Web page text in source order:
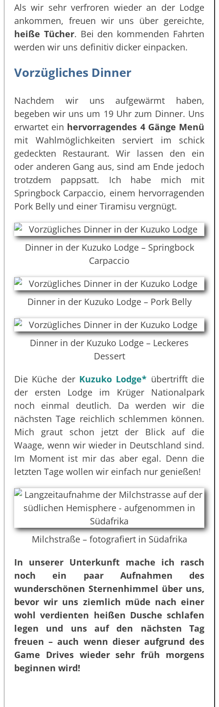
Als wir sehr verfroren wieder an der Lodge
ankommen, freuen wir uns über gereichte,
heiße Tücher. Bei den kommenden Fahrten
werden wir uns definitiv dicker einpacken.
Vorzügliches Dinner
Nachdem wir uns aufgewärmt haben,
begeben wir uns um 19 Uhr zum Dinner. Uns
erwartet ein hervorragendes 4 Gänge Menü
mit Wahlmöglichkeiten serviert im schick
gedeckten Restaurant. Wir lassen den ein
oder anderen Gang aus, sind am Ende jedoch
trotzdem pappsatt. Ich habe mich mit
Springbock Carpaccio, einem hervorragenden
Pork Belly und einer Tiramisu vergnügt.
Dinner in der Kuzuko Lodge – Springbock
Carpaccio
Dinner in der Kuzuko Lodge – Pork Belly
Dinner in der Kuzuko Lodge – Leckeres
Dessert
Die Küche der Kuzuko Lodge* übertrifft die
der ersten Lodge im Krüger Nationalpark
noch einmal deutlich. Da werden wir die
nächsten Tage reichlich schlemmen können.
Mich graut schon jetzt der Blick auf die
Waage, wenn wir wieder in Deutschland sind.
Im Moment ist mir das aber egal. Denn die
letzten Tage wollen wir einfach nur genießen!
Milchstraße – fotografiert in Südafrika
In unserer Unterkunft mache ich rasch
noch ein paar Aufnahmen des
wunderschönen Sternenhimmel über uns,
bevor wir uns ziemlich müde nach einer
wohl verdienten heißen Dusche schlafen
legen und uns auf den nächsten Tag
freuen – auch wenn dieser aufgrund des
Game Drives wieder sehr früh morgens
beginnen wird!